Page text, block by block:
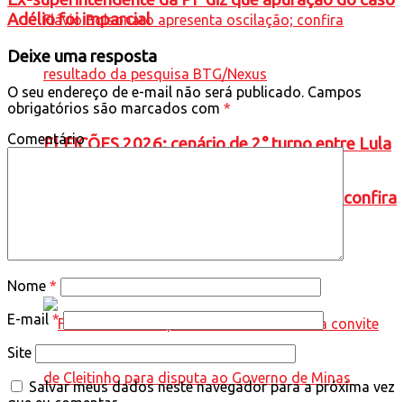
ELEIÇÕES 2026: cenário de 2° turno entre Lula
e Flávio Bolsonaro apresenta oscilação; confira
Adélio foi imparcial
Deixe uma resposta
O seu endereço de e-mail não será publicado. Campos
obrigatórios são marcados com *
Comentário
Nome *
E-mail *
Site
Salvar meus dados neste navegador para a próxima vez